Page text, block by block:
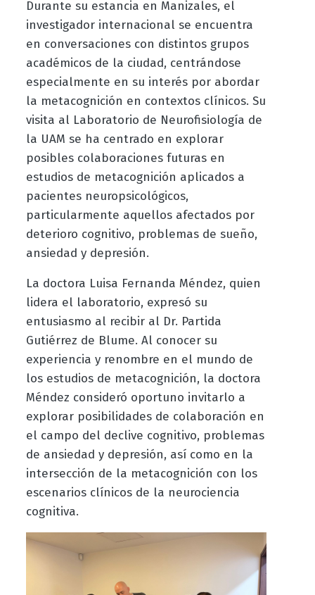
Durante su estancia en Manizales, el
investigador internacional se encuentra
en conversaciones con distintos grupos
académicos de la ciudad, centrándose
especialmente en su interés por abordar
la metacognición en contextos clínicos. Su
visita al Laboratorio de Neurofisiología de
la UAM se ha centrado en explorar
posibles colaboraciones futuras en
estudios de metacognición aplicados a
pacientes neuropsicológicos,
particularmente aquellos afectados por
deterioro cognitivo, problemas de sueño,
ansiedad y depresión.
La doctora Luisa Fernanda Méndez, quien
lidera el laboratorio, expresó su
entusiasmo al recibir al Dr. Partida
Gutiérrez de Blume. Al conocer su
experiencia y renombre en el mundo de
los estudios de metacognición, la doctora
Méndez consideró oportuno invitarlo a
explorar posibilidades de colaboración en
el campo del declive cognitivo, problemas
de ansiedad y depresión, así como en la
intersección de la metacognición con los
escenarios clínicos de la neurociencia
cognitiva.